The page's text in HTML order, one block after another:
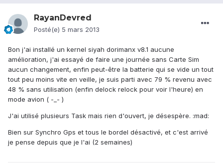
RayanDevred
Posté(e) 5 mars 2013
Bon j'ai installé un kernel siyah dorimanx v8.1 aucune
amélioration, j'ai essayé de faire une journée sans Carte Sim
aucun changement, enfin peut-être la batterie qui se vide un tout
tout peu moins vite en veille, je suis parti avec 79 % revenu avec
48 % sans utilisation (enfin delock relock pour voir l'heure) en
mode avion ( -_- )
J'ai utilisé plusieurs Task mais rien d'ouvert, je désespère. :mad:
Bien sur Synchro Gps et tous le bordel désactivé, et c'est arrivé
je pense depuis que je l'ai (2 semaines)